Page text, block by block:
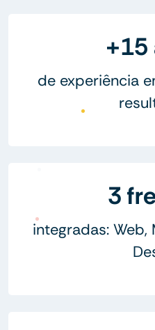
+15
de experiência
3
integradas: Web,